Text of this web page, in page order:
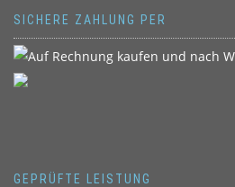
SICHERE ZAHLUNG PER
GEPRÜFTE LEISTUNG